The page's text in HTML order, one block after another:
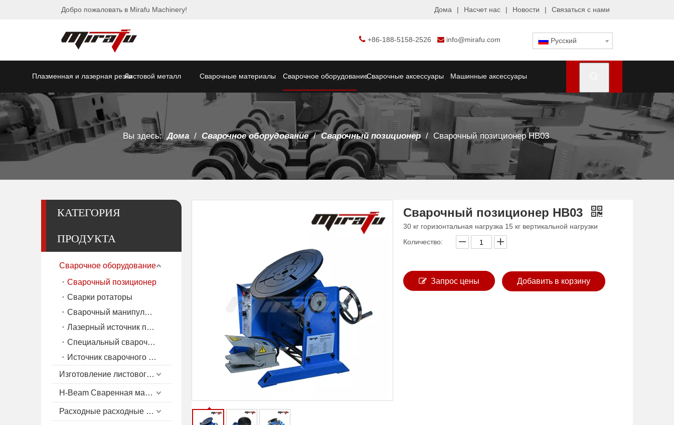
Добро пожаловать в Mirafu Machinery! Дома | Насчет нас | Новости | Связаться с нами
 +86-188-5158-2526  info@mirafu.com Pусский
Плазменная и лазерная резкаЛистовой металл Сварочные материалы Сварочное оборудованиеСварочные аксессуары Машинные аксессуары
Вы здесь: Дома / Сварочное оборудование / Сварочный позиционер / Сварочный позиционер HB03
КАТЕГОРИЯ
ПРОДУКТА
Сварочное оборудование
Сварочный позиционер
Сварки ротаторы
Сварочный манипулятор
Лазерный источник питания
Специальный сварочный аппарат
Источник сварочного тока (MIG/TIG/SAW)
Изготовление листового металла
H-Beam Сваренная машина
Расходные расходные материалы плазмы
Сварочный позиционер HB03
30 кг горизонтальная нагрузка 15 кг вертикальной нагрузки
Количество:
Запрос цены Добавить в корзину